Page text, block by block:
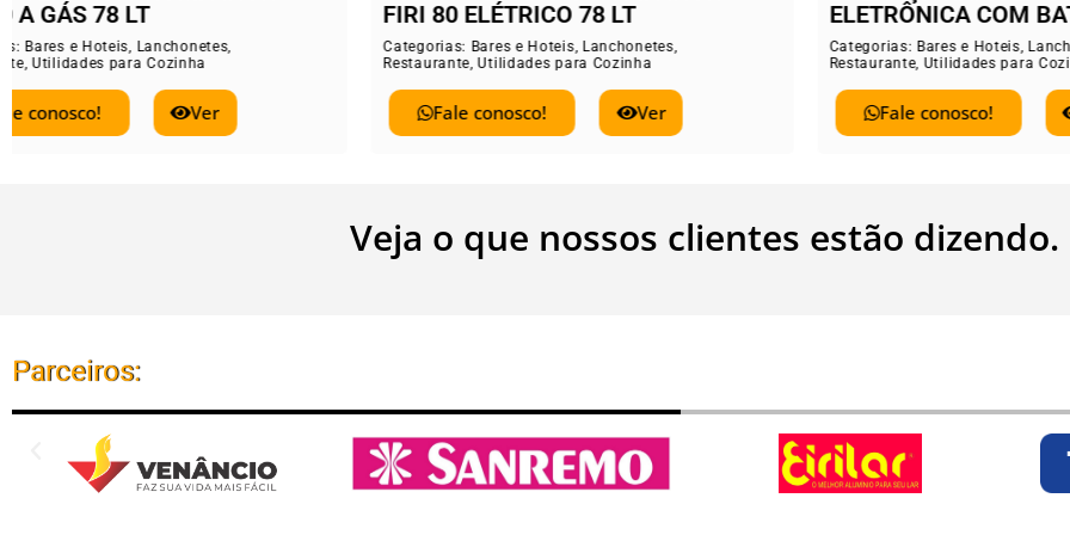
FIRI 80 ELÉTRICO 78 LT
Categorias:Bares e Hoteis,
Restaurante,Utilidades para Cozinha
Fale conosco!
ELETRÔNICA COM BATERIA
Categorias:Bares e Hoteis,
Restaurante,Utilidades para Cozinha
Fale conosco!
Categorias:Bares
Restaurante,
Fale
Veja o que nossos clientes estão dizendo.
Parceiros: